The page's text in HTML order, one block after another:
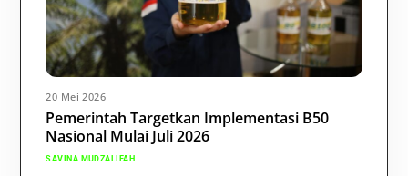
20 Mei 2026
Pemerintah Targetkan Implementasi B50
Nasional Mulai Juli 2026
SAVINA MUDZALIFAH